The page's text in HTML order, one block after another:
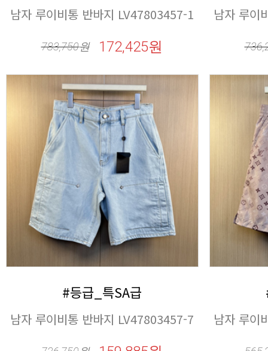
남자 루이비통 반바지 LV47803457-1
783,750원 172,425원
남자 루이
#등급_특SA급
남자 루이비통 반바지 LV47803457-7 남자 루이